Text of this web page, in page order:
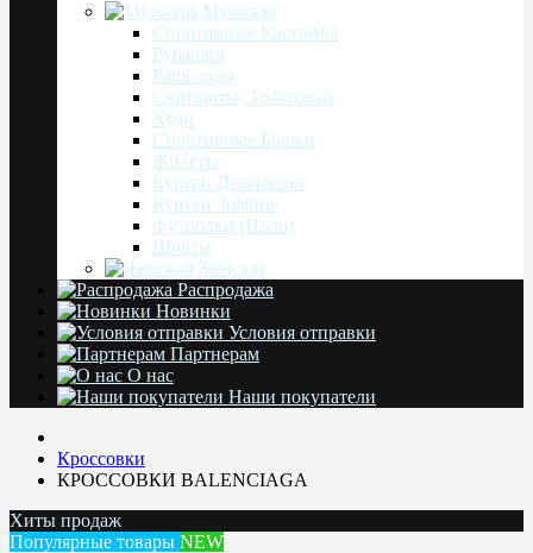
Мужская
Спортивные Костюмы
Рубашки
Рашгарды
Свитшоты, Толстовки
Худи
Спортивные Брюки
Жилеты
Куртки Демисезон
Куртки Зимние
Футболки (Поло)
Шорты
Женская
Распродажа
Новинки
Условия отправки
Партнерам
О нас
Наши покупатели
Кроссовки
КРОССОВКИ BALENCIAGA
Хиты продаж
Популярные товары NEW